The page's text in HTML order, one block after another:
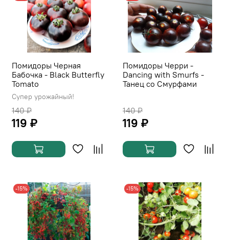
Помидоры Черная
Бабочка - Black Butterfly
Tomato
Супер урожайный!
140 ₽
119 ₽
Помидоры Черри -
Dancing with Smurfs -
Танец со Смурфами
140 ₽
119 ₽
-15% -15%